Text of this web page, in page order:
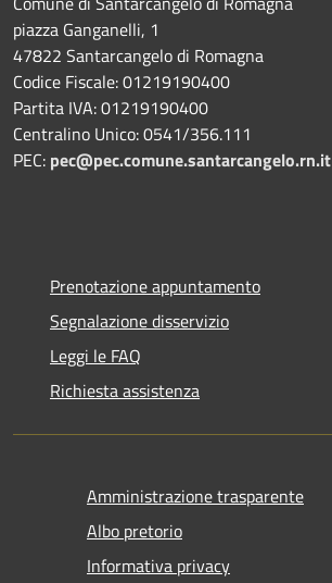
piazza Ganganelli, 1
47822 Santarcangelo di Romagna
Codice Fiscale: 01219190400
Partita IVA: 01219190400
Centralino Unico: 0541/356.111
PEC: pec@pec.comune.santarcangelo.rn.it
Prenotazione appuntamento
Segnalazione disservizio
Leggi le FAQ
Richiesta assistenza
Amministrazione trasparente
Albo pretorio
Informativa privacy